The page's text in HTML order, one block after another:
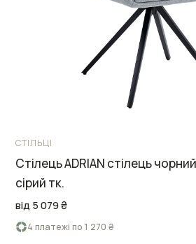
СТІЛЬЦІ
Стілець ADRIAN стілець
сірий тк.
від 5 079 ₴
4 платежі по 1 270 ₴